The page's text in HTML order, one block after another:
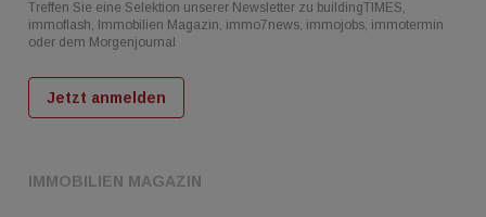
IMMOBILIEN MAGAZIN
Treffen Sie eine Selektion unserer Newsletter zu buildingTIMES,
immoflash, Immobilien Magazin, immo7news, immojobs, immotermin
oder dem Morgenjournal
Jetzt anmelden